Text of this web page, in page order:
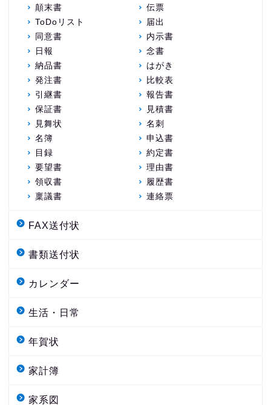
顛末書
伝票
ToDoリスト
届出
同意書
内示書
日報
念書
納品書
はがき
発注書
比較表
引継書
報告書
保証書
見積書
見舞状
名刺
名簿
申込書
目録
約定書
要望書
理由書
領収書
履歴書
稟議書
連絡票
FAX送付状
書類送付状
カレンダー
生活・日常
年賀状
家計簿
家系図